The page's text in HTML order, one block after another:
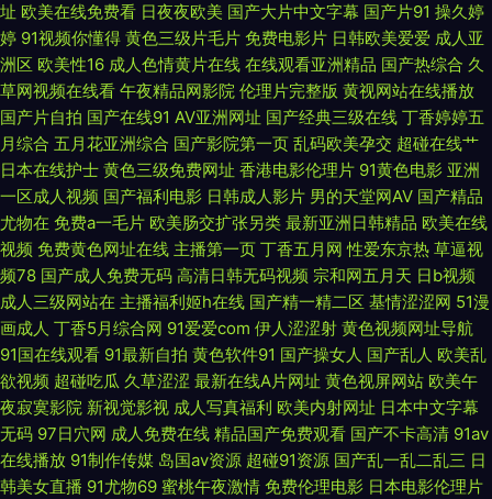
国产精品色网 久久人人天天超碰 人妖色情社区 五月花激情网 51社区精品视
频 草草www 黄色红杏网站 欧美乱轮另类 日韩中文在线一线 在线免费看91
AV成网址 福利导航久久 九九黄视西瓜 欧美三级片官网 亚洲TV无码精品 97
色资源总站 东京热黄网 青娱乐AV网站 91tv成人 超碰免费人人 黄色伊人 欧
美成人网页 三级片无码 自拍女人bb 超碰碰人人操 激情午夜中国 欧美性生话
午夜久久视频 91综合娱乐在线 九一视频入口 人妖操ts男人 中文AⅤ在线 97亚
洲涩 欧美成人福利精品 www春色国产 国产一级视频 欧美黄a 婷婷激情香啪
啪 91夫妻小视频 操欧美女孩的穴 国产一二三四 欧美色图片 亚洲色色影院
99国产精品豆花 国产少妇自拍 欧美A片在线观看 丝袜少妇足交 91黄色网入
址 欧美在线免费看 日夜夜欧美 国产大片中文字幕 国产片91 操久婷
婷 91视频你懂得 黄色三级片毛片 免费电影片 日韩欧美爱爱 成人亚
洲区 欧美性16 成人色情黄片在线 在线观看亚洲精品 国产热综合 久
草网视频在线看 午夜精品网影院 伦理片完整版 黄视网站在线播放
国产片自拍 国产在线91 AV亚洲网址 国产经典三级在线 丁香婷婷五
月综合 五月花亚洲综合 国产影院第一页 乱码欧美孕交 超碰在线艹
日本在线护士 黄色三级免费网址 香港电影伦理片 91黄色电影 亚洲
一区成人视频 国产福利电影 日韩成人影片 男的天堂网AV 国产精品
尤物在 免费a一毛片 欧美肠交扩张另类 最新亚洲日韩精品 欧美在线
视频 免费黄色网址在线 主播第一页 丁香五月网 性爱东京热 草逼视
频78 国产成人免费无码 高清日韩无码视频 宗和网五月天 日b视频
成人三级网站在 主播福利姬h在线 国产精一精二区 基情涩涩网 51漫
画成人 丁香5月综合网 91爱爱com 伊人涩涩射 黄色视频网址导航
91国在线观看 91最新自拍 黄色软件91 国产操女人 国产乱人 欧美乱
欲视频 超碰吃瓜 久草涩涩 最新在线A片网址 黄色视屏网站 欧美午
夜寂寞影院 新视觉影视 成人写真福利 欧美内射网址 日本中文字幕
无码 97日穴网 成人免费在线 精品国产免费观看 国产不卡高清 91av
在线播放 91制作传媒 岛国av资源 超碰91资源 国产乱一乱二乱三 日
韩美女直播 91尤物69 蜜桃午夜激情 免费伦理电影 日本电影伦理片